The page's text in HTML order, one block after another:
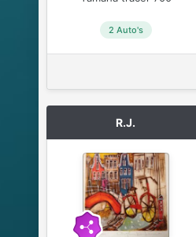
2 Auto's
R.J.